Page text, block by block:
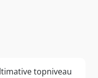
topniveau